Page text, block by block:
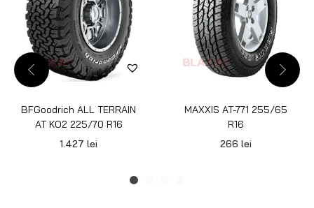
BFGoodrich ALL TERRAIN
AT KO2 225/70 R16
1.427 lei
MAXXIS AT-771 255/65
R16
266 lei